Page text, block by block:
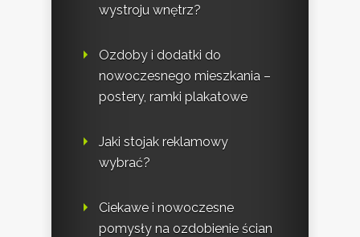
wystroju wnętrz?
Ozdoby i dodatki do
nowoczesnego mieszkania –
postery, ramki plakatowe
Jaki stojak reklamowy
wybrać?
Ciekawe i nowoczesne
pomysły na ozdobienie ścian